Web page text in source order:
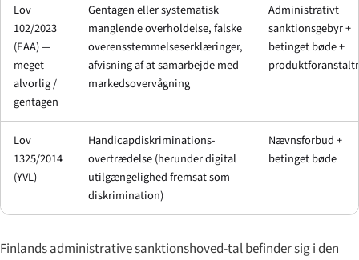
Lov
102/2023
(EAA) —
meget
alvorlig /
gentagen
Gentagen eller systematisk
manglende overholdelse, falske
overensstemmelseserklæringer,
afvisning af at samarbejde med
markedsovervågning
Administrativt
sanktionsgebyr +
betinget bøde +
Lov
1325/2014
(YVL)
Handicapdiskriminations-
overtrædelse (herunder digital
utilgængelighed fremsat som
diskrimination)
Nævnsforbud +
betinget bøde
Finlands administrative sanktionshoved-tal befinder sig i den